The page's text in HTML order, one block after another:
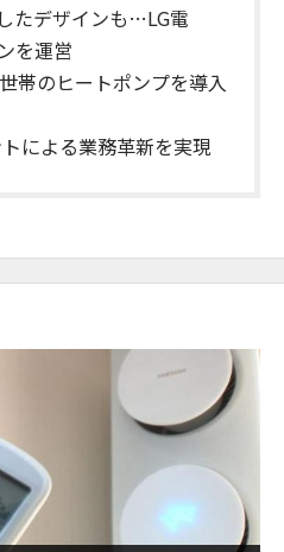
たデザインも…LG電
を運営
帯のヒートポンプを導入
による業務革新を実現